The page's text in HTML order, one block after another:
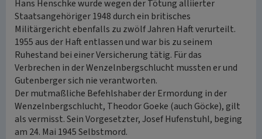
Hans Henschke wurde wegen der Tötung alliierter
Staatsangehöriger 1948 durch ein britisches
Militärgericht ebenfalls zu zwölf Jahren Haft verurteilt.
1955 aus der Haft entlassen und war bis zu seinem
Ruhestand bei einer Versicherung tätig. Für das
Verbrechen in der Wenzelnbergschlucht mussten er und
Gutenberger sich nie verantworten.
Der mutmaßliche Befehlshaber der Ermordung in der
Wenzelnbergschlucht, Theodor Goeke (auch Göcke), gilt
als vermisst. Sein Vorgesetzter, Josef Hufenstuhl, beging
am 24. Mai 1945 Selbstmord.